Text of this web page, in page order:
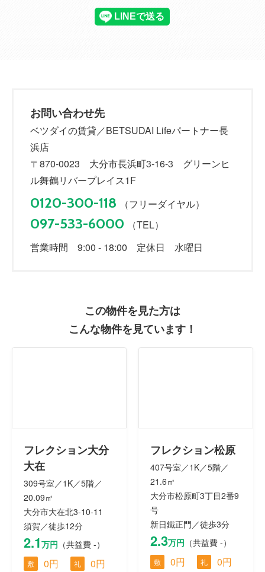
お問い合わせ先
ベツダイの賃貸／BETSUDAI Lifeパートナー長
浜店
〒870-0023 大分市長浜町3-16-3 グリーンヒ
ル舞鶴リバープレイス1F
0120-300-118 （フリーダイヤル）
097-533-6000
（TEL）
営業時間 9:00 - 18:00 定休日 水曜日
この物件を見た方は
こんな物件を見ています！
フレクション大分
大在
309号室／1K／5階／
20.09㎡
大分市大在北3-10-11
須賀／徒歩12分
2.1万円 （共益費 -）
敷 0円 礼 0円
フレクション松原
407号室／1K／5階／
21.6㎡
大分市松原町3丁目2番9
号
新日鐵正門／徒歩3分
2.3万円 （共益費 -）
敷 0円 礼 0円